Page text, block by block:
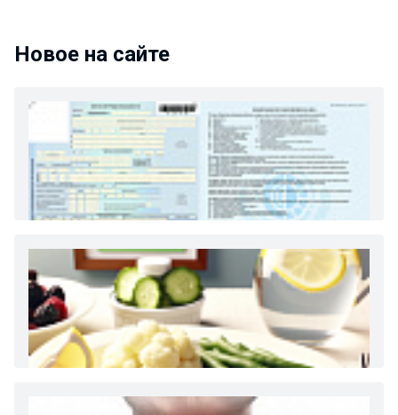
Новое на сайте
Как и сколько денег можно получить по